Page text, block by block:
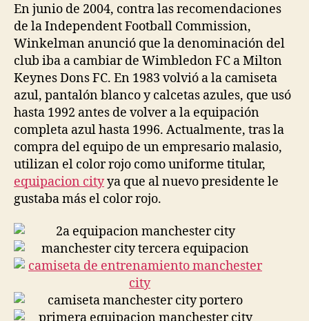
En junio de 2004, contra las recomendaciones
de la Independent Football Commission,
Winkelman anunció que la denominación del
club iba a cambiar de Wimbledon FC a Milton
Keynes Dons FC. En 1983 volvió a la camiseta
azul, pantalón blanco y calcetas azules, que usó
hasta 1992 antes de volver a la equipación
completa azul hasta 1996. Actualmente, tras la
compra del equipo de un empresario malasio,
utilizan el color rojo como uniforme titular,
equipacion cityya que al nuevo presidente le
gustaba más el color rojo.